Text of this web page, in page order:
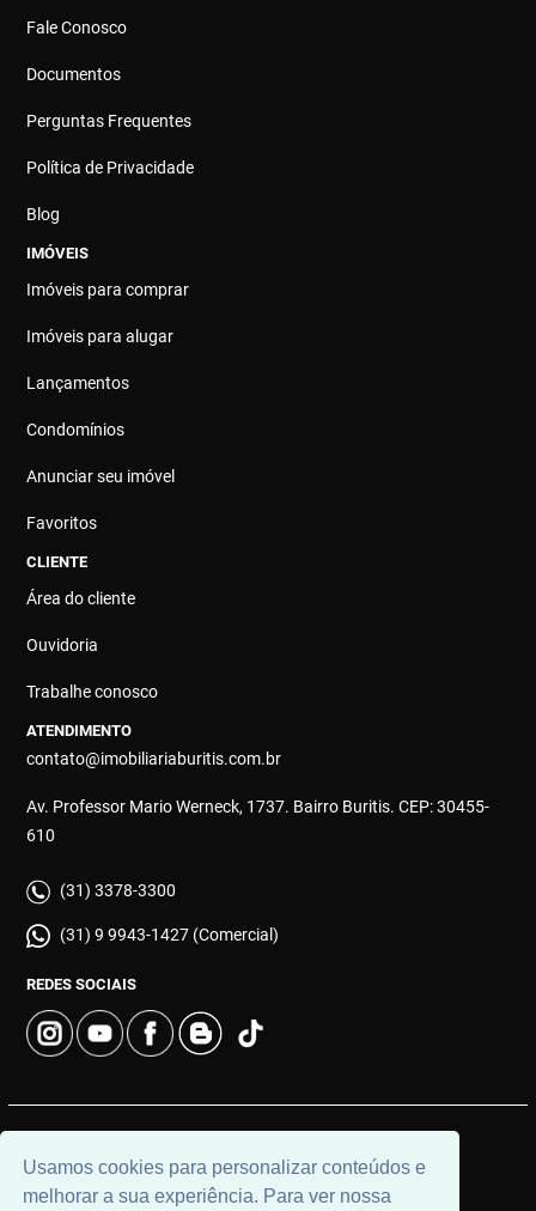
Usamos cookies para personalizar conteúdos e
melhorar a sua experiência. Para ver nossa
Fale Conosco
Documentos
Perguntas Frequentes
Política de Privacidade
Blog
IMÓVEIS
Imóveis para comprar
Imóveis para alugar
Lançamentos
Condomínios
Anunciar seu imóvel
Favoritos
CLIENTE
Área do cliente
Ouvidoria
Trabalhe conosco
ATENDIMENTO
contato@imobiliariaburitis.com.br
Av. Professor Mario Werneck, 1737. Bairro Buritis. CEP: 30455-
610
(31) 3378-3300
(31) 9 9943-1427 (Comercial)
REDES SOCIAIS
Universal Software.